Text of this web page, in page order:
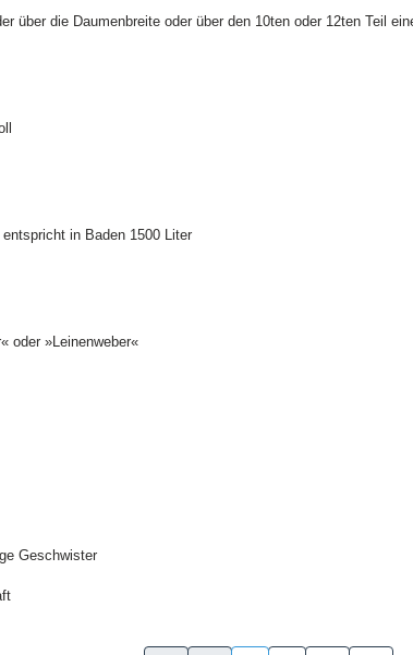
über die Daumenbreite oder über den 10ten oder 12ten Teil
in Baden 1500 Liter
oder »Leinenweber«
Geschwister